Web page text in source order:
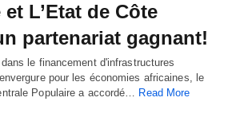
L’Etat de Côte
partenariat gagnant!
le financement d'infrastructures
pour les économies africaines, le
Populaire a accordé… Read More